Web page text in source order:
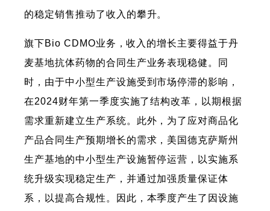
的稳定销售推动了收入的攀升。
旗下Bio CDMO业务，收入的增长主要得益于丹
麦基地抗体药物的合同生产业务表现稳健。同
时，由于中小型生产设施受到市场停滞的影响，
在2024财年第一季度实施了结构改革，以期根据
需求重新建立生产系统。此外，为了应对商品化
产品合同生产预期增长的需求，美国德克萨斯州
生产基地的中小型生产设施暂停运营，以实施系
统升级实现稳定生产，并通过加强质量保证体
系，以提高合规性。因此，本季度产生了因设施